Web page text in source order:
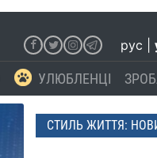
рус
УЛЮБЛЕНЦІ
СТИЛЬ ЖИТТЯ: